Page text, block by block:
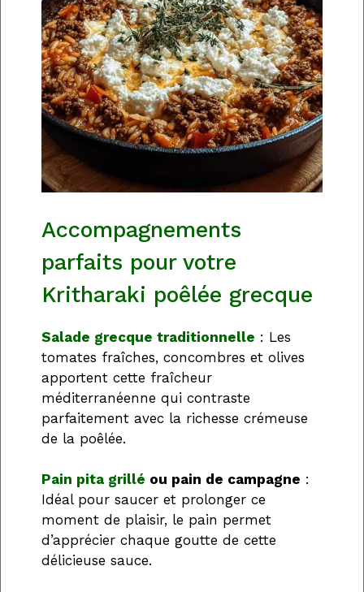
Accompagnements
parfaits pour votre
Kritharaki poêlée grecque
Salade grecque traditionnelle : Les
tomates fraîches, concombres et olives
apportent cette fraîcheur
méditerranéenne qui contraste
parfaitement avec la richesse crémeuse
de la poêlée.
Pain pita grillé ou pain de campagne :
Idéal pour saucer et prolonger ce
moment de plaisir, le pain permet
d’apprécier chaque goutte de cette
délicieuse sauce.